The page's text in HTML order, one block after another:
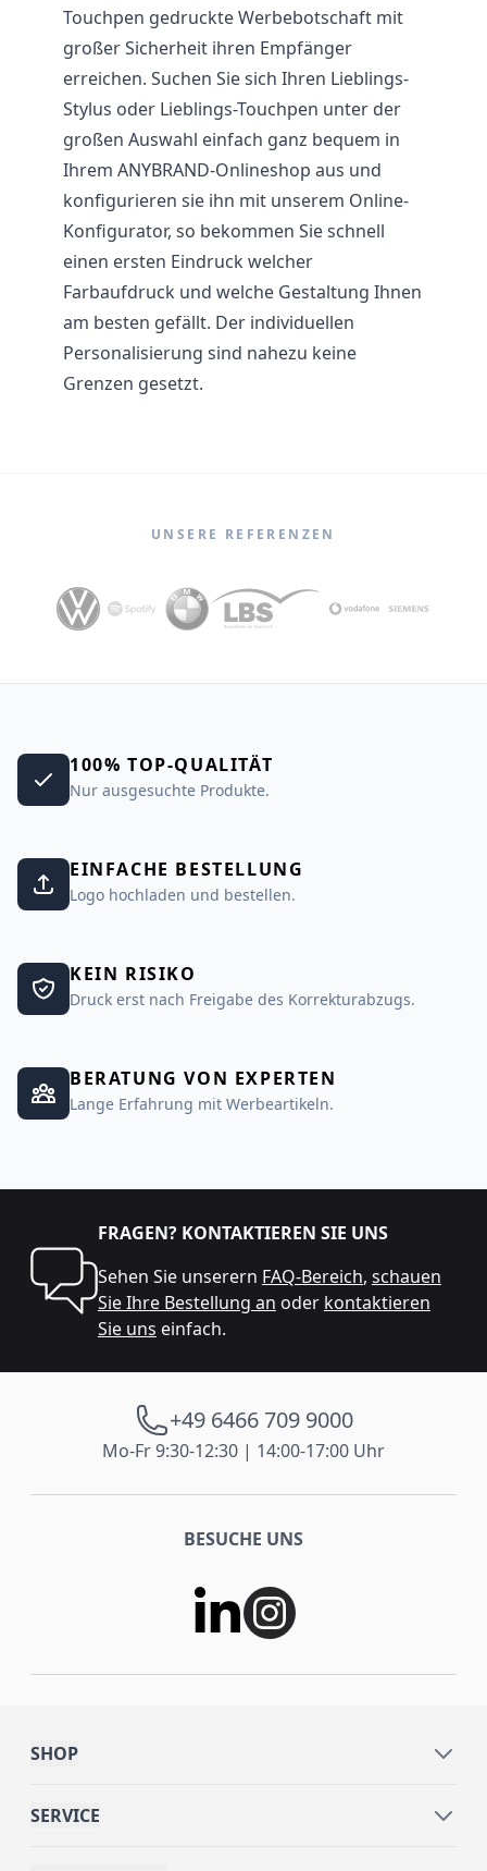
Touchpen gedruckte Werbebotschaft mit
großer Sicherheit ihren Empfänger
erreichen. Suchen Sie sich Ihren Lieblings-
Stylus oder Lieblings-Touchpen unter der
großen Auswahl einfach ganz bequem in
Ihrem ANYBRAND-Onlineshop aus und
konfigurieren sie ihn mit unserem Online-
Konfigurator, so bekommen Sie schnell
einen ersten Eindruck welcher
Farbaufdruck und welche Gestaltung Ihnen
am besten gefällt. Der individuellen
Personalisierung sind nahezu keine
Grenzen gesetzt.
UNSERE REFERENZEN
100% TOP-QUALITÄT
Nur ausgesuchte Produkte.
EINFACHE BESTELLUNG
Logo hochladen und bestellen.
KEIN RISIKO
Druck erst nach Freigabe des Korrekturabzugs.
BERATUNG VON EXPERTEN
Lange Erfahrung mit Werbeartikeln.
FRAGEN? KONTAKTIEREN SIE UNS
Sehen Sie unserern FAQ-Bereich, schauen
Sie Ihre Bestellung an oder kontaktieren
Sie uns einfach.
+49 6466 709 9000
Mo-Fr 9:30-12:30 | 14:00-17:00 Uhr
BESUCHE UNS
SHOP
SERVICE